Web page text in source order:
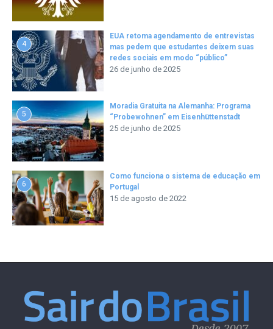
4
EUA retoma agendamento de entrevistas
mas pedem que estudantes deixem suas
redes sociais em modo “público”
26 de junho de 2025
5
Moradia Gratuita na Alemanha: Programa
“Probewohnen” em Eisenhüttenstadt
25 de junho de 2025
6
Como funciona o sistema de educação em
Portugal
15 de agosto de 2022